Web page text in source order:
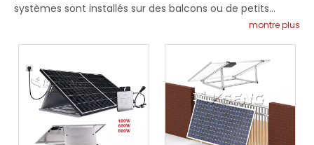
systèmes sont installés sur des balcons ou de petits
espaces extérieurs, permettant aux propriétaires de
produire de l'électricité propre et renouvelable sans avoir
besoin d'un toit ou d'un sol étendu. space.Le système
solaire de balcon Kseng est un système plug-and-play
composé d'un panneau solaire, d'un micro-onduleur et
d'un support à angle réglable, qui peut être installé par
vous-même. La conception modulaire sans commission
supplémentaire permet une installation plus rapide,
montre plus